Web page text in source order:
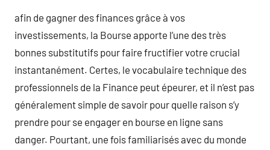
afin de gagner des finances grâce à vos
investissements, la Bourse apporte l’une des très
bonnes substitutifs pour faire fructifier votre crucial
instantanément. Certes, le vocabulaire technique des
professionnels de la Finance peut épeurer, et il n’est pas
généralement simple de savoir pour quelle raison s’y
prendre pour se engager en bourse en ligne sans
danger. Pourtant, une fois familiarisés avec du monde